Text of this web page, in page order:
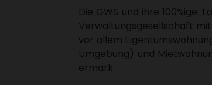
Die GWS und ihre 100%ige
Verwal­tungs­ge­sell­schaft
vor allem
Umge­bung) und
er­mark.